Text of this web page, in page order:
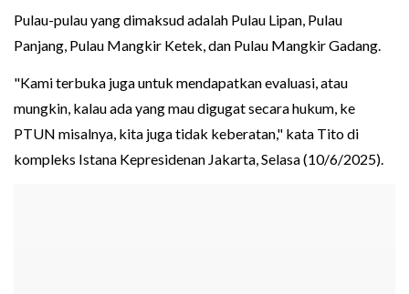
Pulau-pulau yang dimaksud adalah Pulau Lipan, Pulau
Panjang, Pulau Mangkir Ketek, dan Pulau Mangkir Gadang.
"Kami terbuka juga untuk mendapatkan evaluasi, atau
mungkin, kalau ada yang mau digugat secara hukum, ke
PTUN misalnya, kita juga tidak keberatan," kata Tito di
kompleks Istana Kepresidenan Jakarta, Selasa (10/6/2025).